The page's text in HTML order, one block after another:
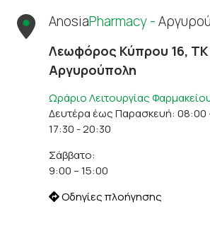
AnosiaPharmacy -
Λεωφόρος Κύπρου 16, ΤΚ
Αργυρούπολη
Ωράριο Λειτουργίας
Δευτέρα έως Παρασκευή: 08:00
17:30 - 20:30
Σάββατο:
9:00 – 15:00
Οδηγίες πλοήγησης